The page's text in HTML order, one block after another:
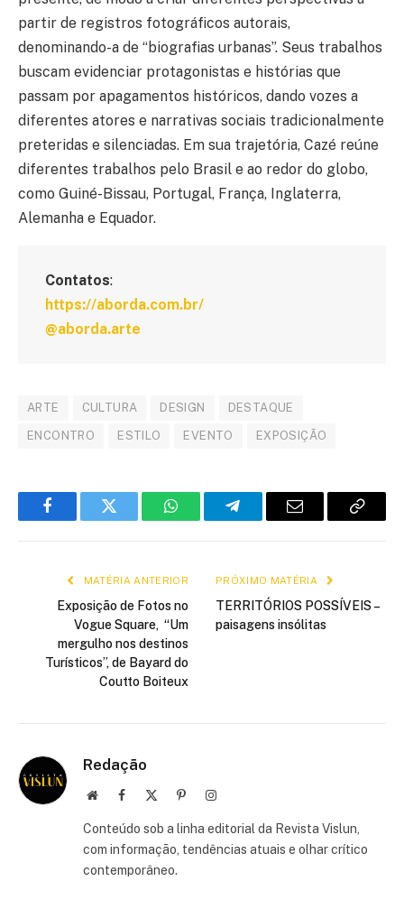
partir de registros fotográficos autorais,
denominando-a de “biografias urbanas”. Seus trabalhos
buscam evidenciar protagonistas e histórias que
passam por apagamentos históricos, dando vozes a
diferentes atores e narrativas sociais tradicionalmente
preteridas e silenciadas. Em sua trajetória, Cazé reúne
diferentes trabalhos pelo Brasil e ao redor do globo,
como Guiné-Bissau, Portugal, França, Inglaterra,
Alemanha e Equador.
Contatos:
https://aborda.com.br/
@aborda.arte
ARTE CULTURA DESIGN DESTAQUE
ENCONTRO ESTILO EVENTO EXPOSIÇÃO
FacebookTwitter WhatsAppTelegramE-
Copiar
MATÉRIA ANTERIOR
Exposição de Fotos no
Vogue Square, “Um
mergulho nos destinos
Turísticos”, de Bayard do
Coutto Boiteux
PRÓXIMO MATÉRIA
TERRITÓRIOS POSSÍVEIS –
paisagens insólitas
Redação
Site Facebook PinterestInstagram
Conteúdo sob a linha editorial da Revista Vislun,
com informação, tendências atuais e olhar crítico
contemporâneo.